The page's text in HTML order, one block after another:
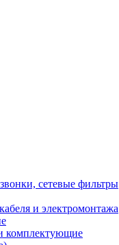
сетевые фильтры
и электромонтажа
комплектующие